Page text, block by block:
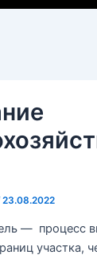
23.08.2022
— процесс
участка,